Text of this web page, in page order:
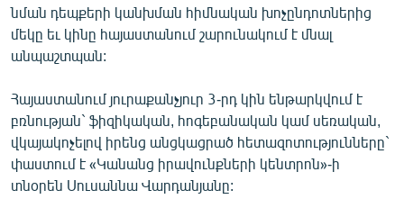
նման դեպքերի կանխման հիմնական խոչընդոտներից
մեկը եւ կինը հայաստանում շարունակում է մնալ
անպաշտպան:
Հայաստանում յուրաքանչյուր 3-րդ կին ենթարկվում է
բռնության` ֆիզիկական, հոգեբանական կամ սեռական,
վկայակոչելով իրենց անցկացրած հետազոտությունները`
փաստում է «Կանանց իրավունքների կենտրոն»-ի
տնօրեն Սուսաննա Վարդանյանը: